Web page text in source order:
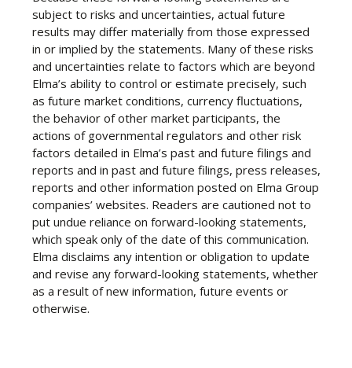
subject to risks and uncertainties, actual future
results may differ materially from those expressed
in or implied by the statements. Many of these risks
and uncertainties relate to factors which are beyond
Elma’s ability to control or estimate precisely, such
as future market conditions, currency fluctuations,
the behavior of other market participants, the
actions of governmental regulators and other risk
factors detailed in Elma’s past and future filings and
reports and in past and future filings, press releases,
reports and other information posted on Elma Group
companies’ websites. Readers are cautioned not to
put undue reliance on forward-looking statements,
which speak only of the date of this communication.
Elma disclaims any intention or obligation to update
and revise any forward-looking statements, whether
as a result of new information, future events or
otherwise.